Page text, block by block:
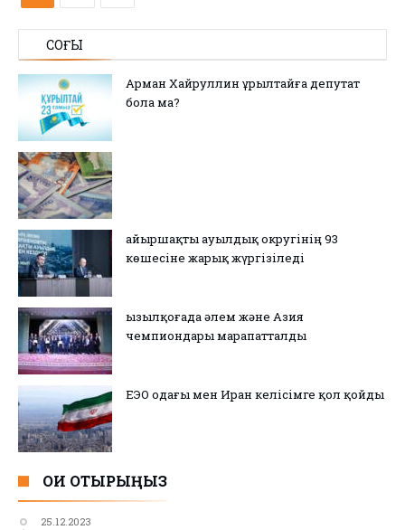
СОҢҒЫ
Арман Хайруллин Құрылтайға депутат
бола ма?
Қайыршақты ауылдық округінің 93
көшесіне жарық жүргізіледі
Қызылқоғада әлем және Азия
чемпиондары марапатталды
ЕЭО одағы мен Иран келісімге қол қойды
ОҚИ ОТЫРЫҢЫЗ
25.12.2023